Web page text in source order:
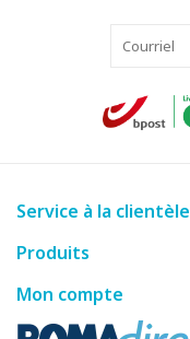
Service à la clientèle
Produits
Mon compte